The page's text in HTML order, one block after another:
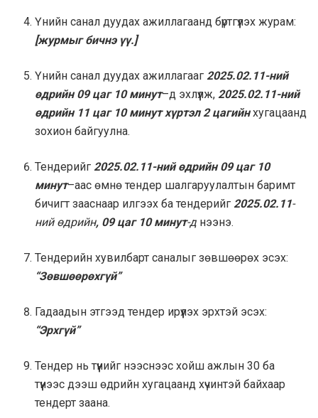
Үнийн санал дуудах ажиллагаанд бүртгүүлэх журам:
[журмыг бичнэ үү.]
Үнийн санал дуудах ажиллагааг 2025.02.11-ний
өдрийн 09 цаг 10 минут–д эхлүүлж, 2025.02.11-ний
өдрийн 11 цаг 10 минут хүртэл 2 цагийнхугацаанд
зохион байгуулна.
Тендерийг 2025.02.11-ний өдрийн 09 цаг 10
минут–аас өмнө тендер шалгаруулалтын баримт
бичигт зааснаар илгээх ба тендерийг 2025.02.11-
ний өдрийн, 09 цаг 10 минут-д нээнэ.
Тендерийн хувилбарт саналыг зөвшөөрөх эсэх:
“Зөвшөөрөхгүй”
Гадаадын этгээд тендер ирүүлэх эрхтэй эсэх:
“Эрхгүй”
Тендер нь түүнийг нээснээс хойш ажлын 30 ба
түүнээс дээш өдрийн хугацаанд хүчинтэй байхаар
тендерт заана.